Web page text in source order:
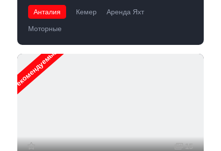
Анталия Кемер Аренда Яхт
Моторные
Рекомендуемые
15